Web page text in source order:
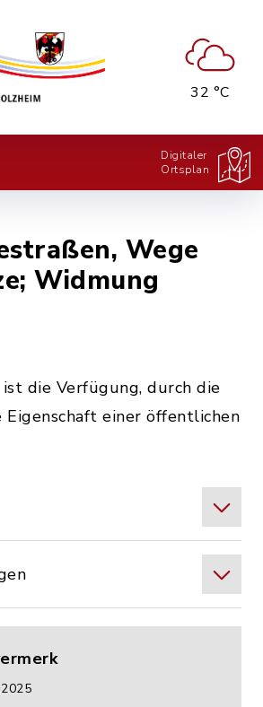
32 °C
Digitaler
Ortsplan
Wege
Widmung
die Verfügung, durch die
Eigenschaft einer öffentlichen